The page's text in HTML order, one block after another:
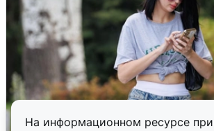
На информационном ресурсе